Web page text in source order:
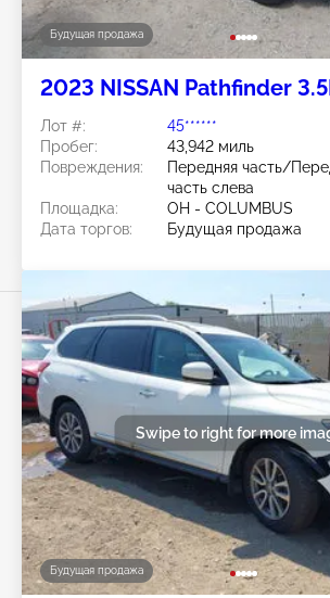
Будущая продажа
2023 NISSAN Pathfinder
Лот #:
45******
Пробег:
43,942 миль
Повреждения:
Передняя часть/
часть слева
Площадка:
OH - COLUMBUS
Дата торгов:
Будущая продажа
Будущая продажа
Swipe to right for more